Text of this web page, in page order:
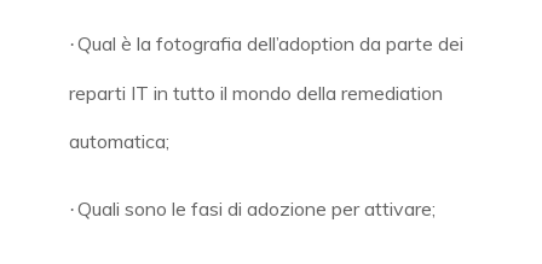
·Qual è la fotografia dell’adoption da parte dei
reparti IT in tutto il mondo della remediation
automatica;
·Quali sono le fasi di adozione per attivare;